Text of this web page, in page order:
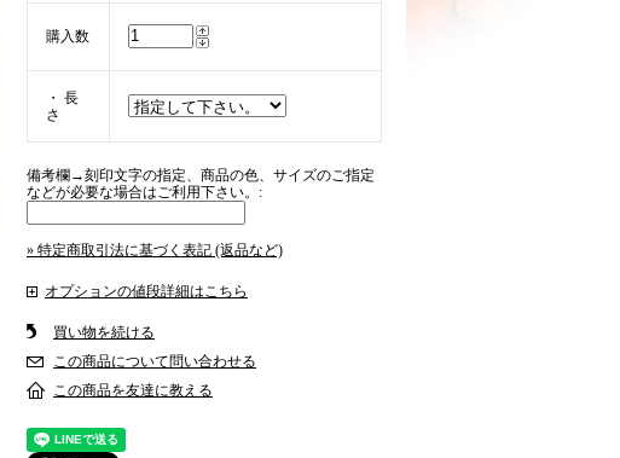
購入数
・ 長
さ
備考欄→刻印文字の指定、商品の色、サイズのご指定
などが必要な場合はご利用下さい。:
» 特定商取引法に基づく表記 (返品など)
オプションの値段詳細はこちら
買い物を続ける
この商品について問い合わせる
この商品を友達に教える